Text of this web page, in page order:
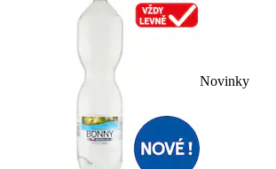
Novinky